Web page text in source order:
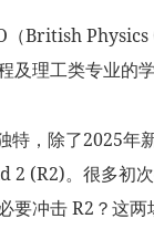
（British
及理工类专业的
特，除了2025年
2 (R2)。很多初
要冲击 R2？这